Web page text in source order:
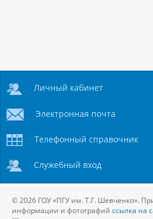
Личный кабинет
Электронная почта
Телефонный справочник
Служебный вход
© 2026 ГОУ «ПГУ им. Т.Г. Шевченко».
информации и фотографий ссылка на